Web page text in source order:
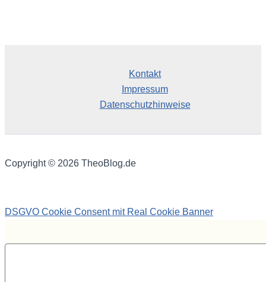
Kontakt
Impressum
Datenschutzhinweise
Copyright © 2026 TheoBlog.de
DSGVO Cookie Consent mit Real Cookie Banner